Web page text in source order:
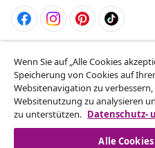
Vom Vertrag
Reiche einen
ein.
Vom
Wenn Sie auf „Alle Cookies
Speicherung von Cookies auf
Websitenavigation zu
Websitenutzung zu analysieren
zu unterstützen. Datenschutz-
Alle